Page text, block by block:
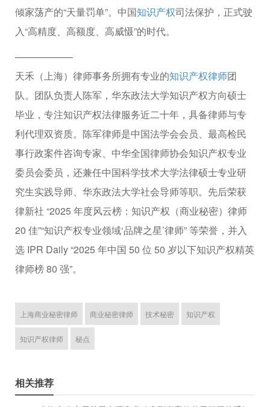
倾家荡产的“天量罚单”。中国知识产权司法保护，正式驶
入“高精度、高额度、高威慑”的时代。
——————
天禾（上海）律师事务所拥有专业的知识产权律师团
队。团队负责人陈军，华东政法大学知识产权方向硕士
毕业，专注知识产权法律服务近二十年，具备律师与专
利代理双资质。陈军律师是中国法学会会员、最高检民
事行政案件咨询专家、中华全国律师协会知识产权专业
委员会委员，还兼任中国科学技术大学法律硕士专业研
究生实践导师、华东政法大学社会导师等职。先后荣获
律新社 “2025 年度风云榜：知识产权（商业秘密）律师
20 佳”“知识产权专业领域‘品牌之星’律师” 等荣誉，并入
选 IPR Daily “2025 年中国 50 位 50 岁以下知识产权精英
律师榜 80 强”。
上海商业秘密律师 商业秘密律师 技术秘密 知识产权
知识产权律师 秘点
相关推荐